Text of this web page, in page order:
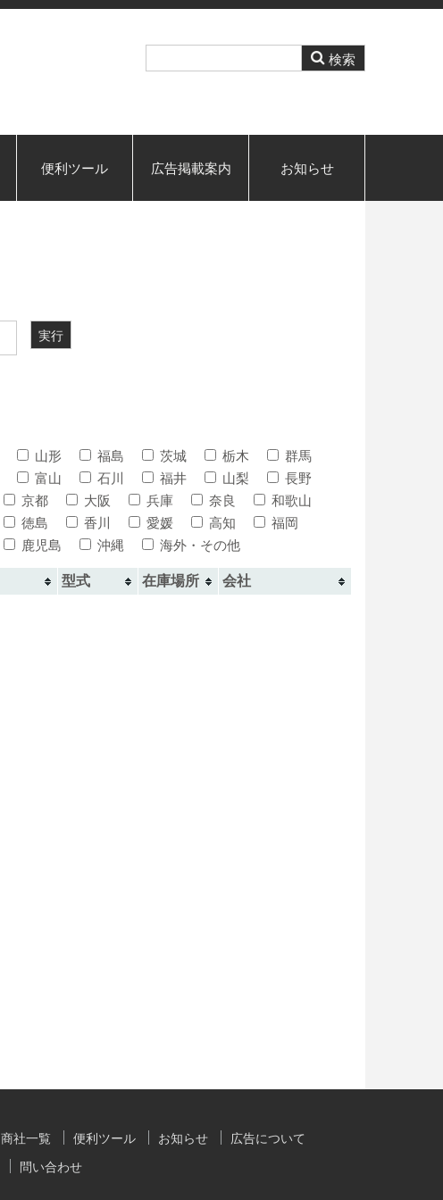
便利ツール 広告掲載案内 お知らせ
山形 福島 茨城 栃木
群馬
富山 石川 福井 山梨
長野
京都 大阪 兵庫 奈良
和歌山
徳島 香川 愛媛 高知
福岡
鹿児島 沖縄 海外・その他
型式 在庫場所 会社
商社一覧 便利ツール お知らせ
広告について
問い合わせ